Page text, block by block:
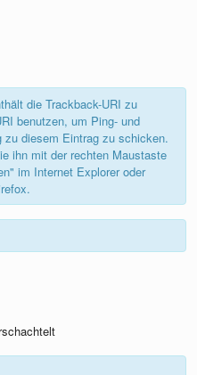
die Trackback-URI zu
benutzen, um Ping- und
diesem Eintrag zu schicken.
ihn mit der rechten Maustaste
im Internet Explorer oder